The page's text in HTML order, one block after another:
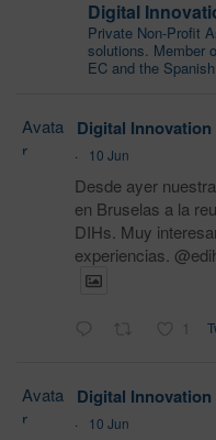
Digital
Private Non-Profit
solutions. Member
EC and the
Avata
r
Digital
·
10 Jun
Desde ayer
en Bruselas a la
DIHs. Muy
experiencias.
1
Avata
r
Digital
·
10 Jun